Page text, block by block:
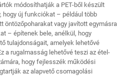
módosíthatják a PET-ből készült
hogy új funkciókat – például több
öntözőpoharakat vagy javított egymásra
– építenek bele, anélkül, hogy
tulajdonságait, amelyek lehetővé
a rugalmasság lehetővé teszi az étel-
hogy fejlesszék működési
az alapvető csomagolási